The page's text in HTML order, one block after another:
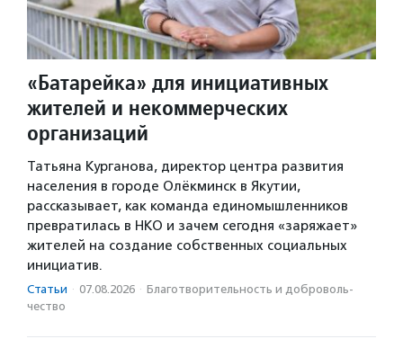
«Батарейка» для инициативных
жителей и некоммерческих
организаций
Татьяна Курганова, директор центра развития
населения в городе Олёкминск в Якутии,
рассказывает, как команда единомышленников
превратилась в НКО и зачем сегодня «заряжает»
жителей на создание собственных социальных
инициатив.
Статьи · 07.08.2026 · Благотвори­тель­ность и доброволь­
чест­во